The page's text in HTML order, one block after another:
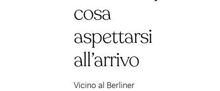
cosa
aspettarsi
all’arrivo
Vicino al Berliner